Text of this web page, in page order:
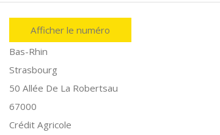
Afficher le numéro
Bas-Rhin
Strasbourg
50 Allée De La Robertsau
67000
Crédit Agricole